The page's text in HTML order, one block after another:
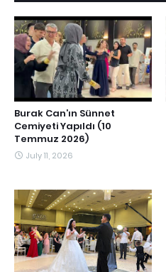
Burak Can’ın Sünnet
Cemiyeti Yapıldı (10
Temmuz 2026)
July 11, 2026